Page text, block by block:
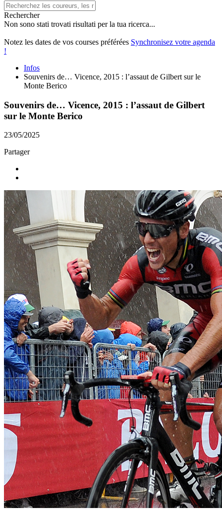
Rechercher
Non sono stati trovati risultati per la tua ricerca...
Notez les dates de vos courses préférées Synchronisez votre agenda
!
Infos
Souvenirs de… Vicence, 2015 : l’assaut de Gilbert sur le
Monte Berico
Souvenirs de… Vicence, 2015 : l’assaut de Gilbert
sur le Monte Berico
23/05/2025
Partager